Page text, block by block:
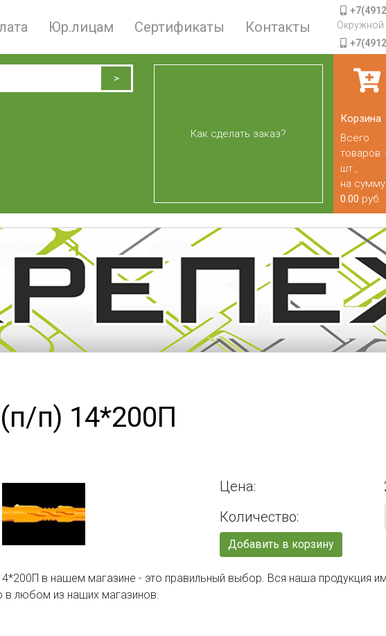
Юр.лицам Сертификаты Контакты
Окружной
Как сделать заказ?
Корзина
Всего
товаров:
шт.,
на сумму:
0.00 руб.
п) 14*200П
Цена:
Количество:
Добавить в корзину
в нашем магазине - это правильный выбор. Вся наша продукция
в любом из наших магазинов.